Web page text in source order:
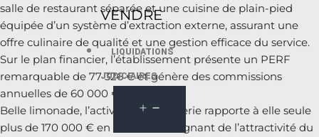
VENDRE
LIQUIDATIONS
JUDICIAIRES
salle de restaurant séparée et une cuisine de plain-pied
équipée d’un système d’extraction externe, assurant une
offre culinaire de qualité et une gestion efficace du service.
Sur le plan financier, l’établissement présente un PERF
remarquable de 77 326 € et génère des commissions
annuelles de 60 000 €.
Belle limonade, l’activité Bar-Brasserie rapporte à elle seule
plus de 170 000 € en CA HT, témoignant de l’attractivité du